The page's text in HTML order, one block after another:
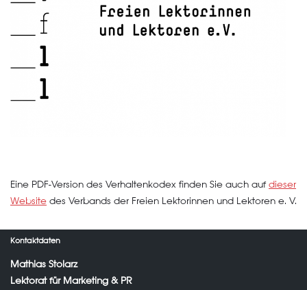
Eine PDF-Version des Verhaltenkodex finden Sie auch aufdieser
Website des Verbands der Freien Lektorinnen und Lektoren e. V.
Kontaktdaten
Mathias Stolarz
Lektorat für Marketing & PR